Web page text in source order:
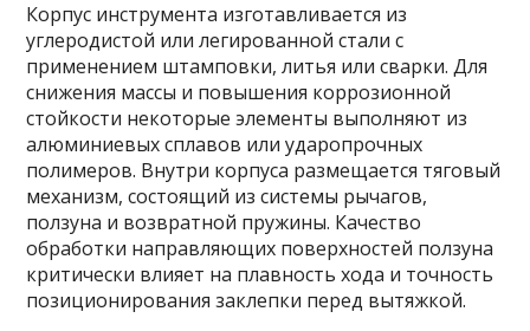
Корпус инструмента изготавливается из
углеродистой или легированной стали с
применением штамповки, литья или сварки. Для
снижения массы и повышения коррозионной
стойкости некоторые элементы выполняют из
алюминиевых сплавов или ударопрочных
полимеров. Внутри корпуса размещается тяговый
механизм, состоящий из системы рычагов,
ползуна и возвратной пружины. Качество
обработки направляющих поверхностей ползуна
критически влияет на плавность хода и точность
позиционирования заклепки перед вытяжкой.